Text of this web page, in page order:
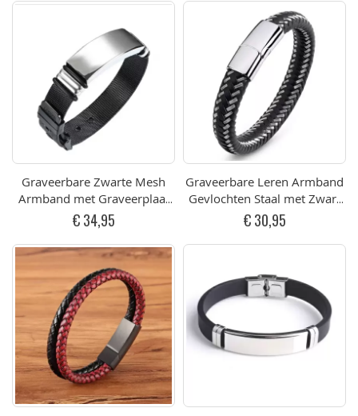
Graveerbare Zwarte Mesh
Armband met Graveerplaat
(div afmetingen)
€ 34,95
Graveerbare Leren Armband
Gevlochten Staal met Zwart
Leder (opt. Graveren)
€ 30,95